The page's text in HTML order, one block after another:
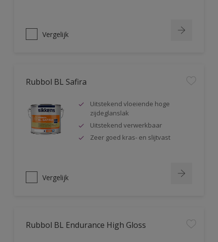
Vergelijk
Rubbol BL Safira
Uitstekend vloeiende hoge
zijdeglanslak
Uitstekend verwerkbaar
Zeer goed kras- en slijtvast
Vergelijk
Rubbol BL Endurance High Gloss